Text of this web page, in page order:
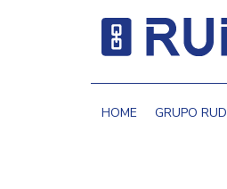
HOME GRUPO RUD